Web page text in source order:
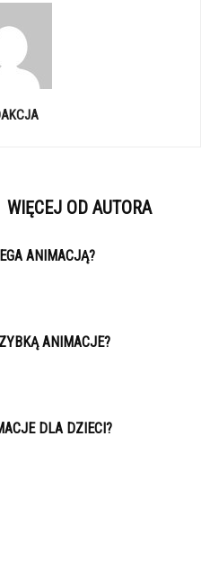
WIĘCEJ OD AUTORA
ANIMACJĄ?
ANIMACJE?
DLA DZIECI?